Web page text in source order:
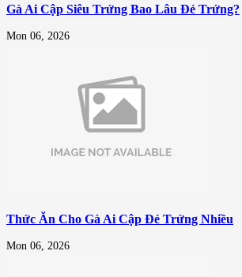
Gà Ai Cập Siêu Trứng Bao Lâu Đẻ Trứng?
Mon 06, 2026
Thức Ăn Cho Gà Ai Cập Đẻ Trứng Nhiều
Mon 06, 2026